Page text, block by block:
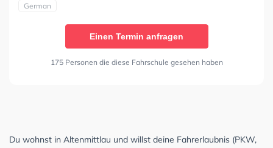
German
Einen Termin anfragen
175 Personen die diese Fahrschule gesehen haben
Du wohnst in Altenmittlau und willst deine Fahrerlaubnis (PKW,